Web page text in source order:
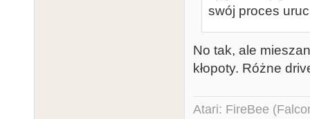
swój proces
No tak, ale
kłopoty. Różne
Atari: FireBee